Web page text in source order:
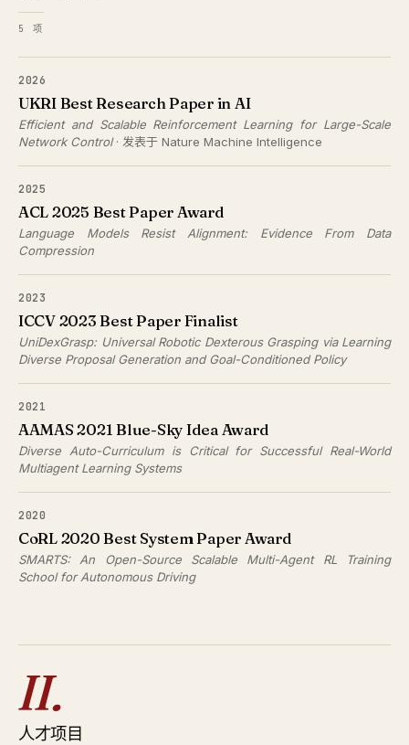
5 项
2026
UKRI Best Research Paper in AI
Efficient and Scalable Reinforcement Learning for Large-Scale
Network Control· 发表于 Nature Machine Intelligence
2025
ACL 2025 Best Paper Award
Language Models Resist Alignment: Evidence From Data
Compression
2023
ICCV 2023 Best Paper Finalist
UniDexGrasp: Universal Robotic Dexterous Grasping via Learning
Diverse Proposal Generation and Goal-Conditioned Policy
2021
AAMAS 2021 Blue-Sky Idea Award
Diverse Auto-Curriculum is Critical for Successful Real-World
Multiagent Learning Systems
2020
CoRL 2020 Best System Paper Award
SMARTS: An Open-Source Scalable Multi-Agent RL Training
School for Autonomous Driving
II.
人才项目